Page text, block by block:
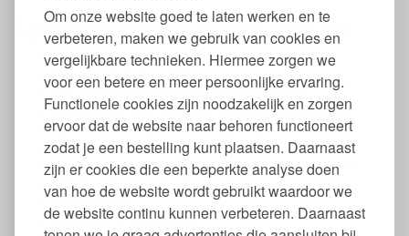
Om onze website goed te laten werken en te
verbeteren, maken we gebruik van cookies en
vergelijkbare technieken. Hiermee zorgen we
voor een betere en meer persoonlijke ervaring.
Functionele cookies zijn noodzakelijk en zorgen
ervoor dat de website naar behoren functioneert
zodat je een bestelling kunt plaatsen. Daarnaast
zijn er cookies die een beperkte analyse doen
van hoe de website wordt gebruikt waardoor we
de website continu kunnen verbeteren. Daarnaast
Eigenschappen Attitude Eco Soap Bar
Gewicht: 113 gr
Vrij van schadelijke stoffen
98% Ingrediënten van natuurlijke oorsprong
Geschikt voor alle huidtypes, ook de gevoelige huid
Met sinaasbloesem,- en eucalyptusgeur
Bevat geen SLES, parabenen en ftalaten
Plasticvrije verpakking van FSC-gecertificeerd karton
Afmeting doosje: 9,5 x 5,7 x 4,5 cm
Hypoallergeen
Duurzaam en recyclebaar